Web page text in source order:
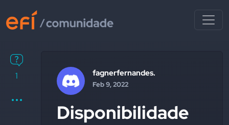
1 fagnerfernandes.
Feb 9, 2022
Disponibilidade